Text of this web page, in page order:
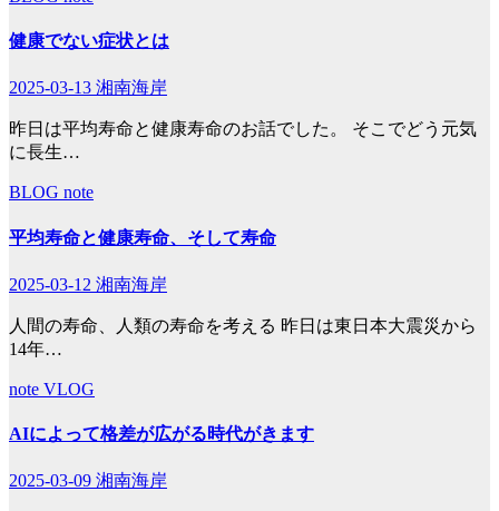
健康でない症状とは
2025-03-13 湘南海岸
昨日は平均寿命と健康寿命のお話でした。 そこでどう元気
に長生…
BLOG note
平均寿命と健康寿命、そして寿命
2025-03-12 湘南海岸
人間の寿命、人類の寿命を考える 昨日は東日本大震災から
14年…
note VLOG
AIによって格差が広がる時代がきます
2025-03-09 湘南海岸